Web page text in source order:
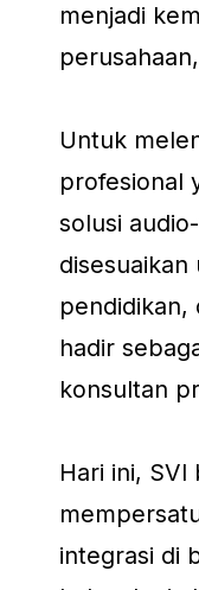
menjadi
Untuk
profesional
solusi
pendidikan,
hadir
konsultan
Hari ini,
integrasi di